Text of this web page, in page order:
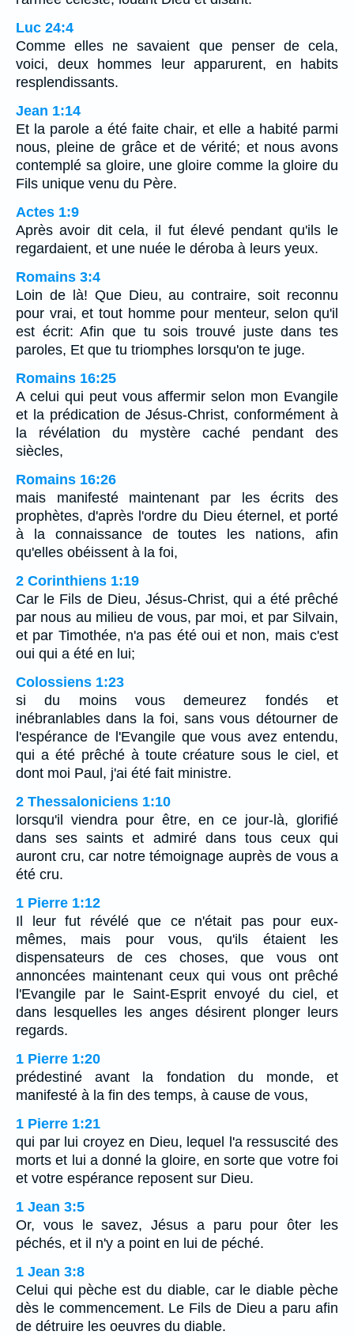
Luc 24:4
Comme elles ne savaient que penser de cela,
voici, deux hommes leur apparurent, en habits
resplendissants.
Jean 1:14
Et la parole a été faite chair, et elle a habité parmi
nous, pleine de grâce et de vérité; et nous avons
contemplé sa gloire, une gloire comme la gloire du
Fils unique venu du Père.
Actes 1:9
Après avoir dit cela, il fut élevé pendant qu'ils le
regardaient, et une nuée le déroba à leurs yeux.
Romains 3:4
Loin de là! Que Dieu, au contraire, soit reconnu
pour vrai, et tout homme pour menteur, selon qu'il
est écrit: Afin que tu sois trouvé juste dans tes
paroles, Et que tu triomphes lorsqu'on te juge.
Romains 16:25
A celui qui peut vous affermir selon mon Evangile
et la prédication de Jésus-Christ, conformément à
la révélation du mystère caché pendant des
siècles,
Romains 16:26
mais manifesté maintenant par les écrits des
prophètes, d'après l'ordre du Dieu éternel, et porté
à la connaissance de toutes les nations, afin
qu'elles obéissent à la foi,
2 Corinthiens 1:19
Car le Fils de Dieu, Jésus-Christ, qui a été prêché
par nous au milieu de vous, par moi, et par Silvain,
et par Timothée, n'a pas été oui et non, mais c'est
oui qui a été en lui;
Colossiens 1:23
si du moins vous demeurez fondés et
inébranlables dans la foi, sans vous détourner de
l'espérance de l'Evangile que vous avez entendu,
qui a été prêché à toute créature sous le ciel, et
dont moi Paul, j'ai été fait ministre.
2 Thessaloniciens 1:10
lorsqu'il viendra pour être, en ce jour-là, glorifié
dans ses saints et admiré dans tous ceux qui
auront cru, car notre témoignage auprès de vous a
été cru.
1 Pierre 1:12
Il leur fut révélé que ce n'était pas pour eux-
mêmes, mais pour vous, qu'ils étaient les
dispensateurs de ces choses, que vous ont
annoncées maintenant ceux qui vous ont prêché
l'Evangile par le Saint-Esprit envoyé du ciel, et
dans lesquelles les anges désirent plonger leurs
regards.
1 Pierre 1:20
prédestiné avant la fondation du monde, et
manifesté à la fin des temps, à cause de vous,
1 Pierre 1:21
qui par lui croyez en Dieu, lequel l'a ressuscité des
morts et lui a donné la gloire, en sorte que votre foi
et votre espérance reposent sur Dieu.
1 Jean 3:5
Or, vous le savez, Jésus a paru pour ôter les
péchés, et il n'y a point en lui de péché.
1 Jean 3:8
Celui qui pèche est du diable, car le diable pèche
dès le commencement. Le Fils de Dieu a paru afin
de détruire les oeuvres du diable.